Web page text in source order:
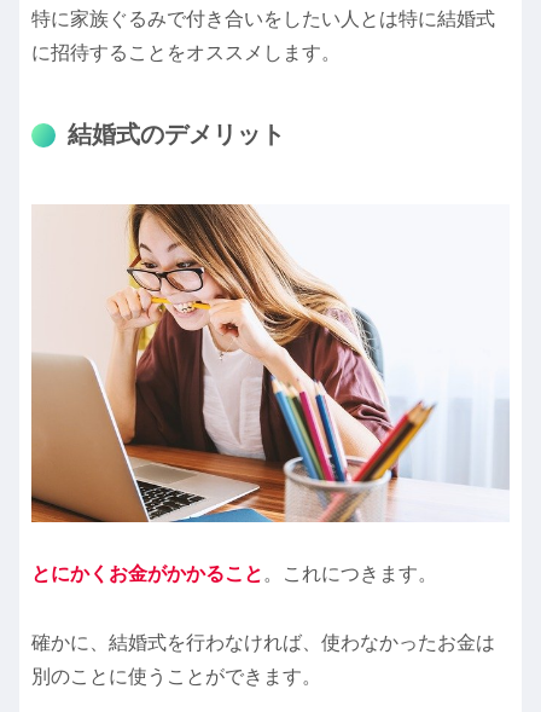
特に家族ぐるみで付き合いをしたい人とは特に結婚式
に招待することをオススメします。
結婚式のデメリット
とにかくお金がかかること 。これにつきます。
確かに、結婚式を行わなければ、使わなかったお金は
別のことに使うことができます。